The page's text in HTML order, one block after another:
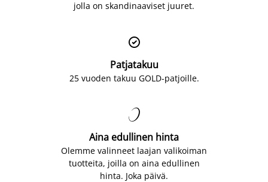
jolla on skandinaaviset juuret.

Patjatakuu
25 vuoden takuu GOLD-patjoille.

Aina edullinen hinta
Olemme valinneet laajan valikoiman
tuotteita, joilla on aina edullinen
hinta. Joka päivä.